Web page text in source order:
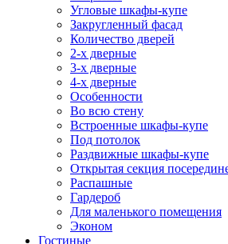
Угловые шкафы-купе
Закругленный фасад
Количество дверей
2-х дверные
3-х дверные
4-х дверные
Особенности
Во всю стену
Встроенные шкафы-купе
Под потолок
Раздвижные шкафы-купе
Открытая секция
Распашные
Гардероб
Для маленького помещения
Эконом
Гостиные